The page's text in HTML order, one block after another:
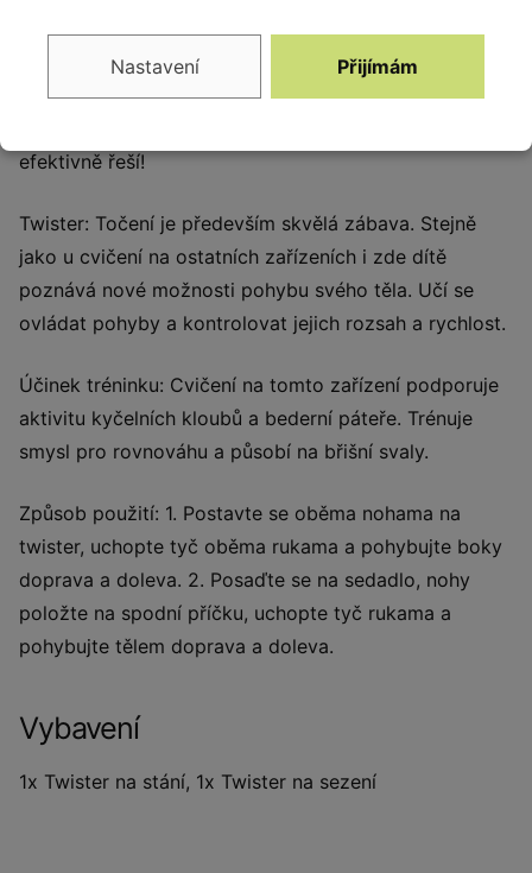
posilovny pro dospělé nejsou přizpůsobeny výšce
dětí, což představuje potenciální nebezpečí. Naše
efektivně řeší!
Twister: Točení je především skvělá zábava. Stejně
jako u cvičení na ostatních zařízeních i zde dítě
poznává nové možnosti pohybu svého těla. Učí se
ovládat pohyby a kontrolovat jejich rozsah a rychlost.
Účinek tréninku: Cvičení na tomto zařízení podporuje
aktivitu kyčelních kloubů a bederní páteře. Trénuje
smysl pro rovnováhu a působí na břišní svaly.
Způsob použití: 1. Postavte se oběma nohama na
twister, uchopte tyč oběma rukama a pohybujte boky
doprava a doleva. 2. Posaďte se na sedadlo, nohy
položte na spodní příčku, uchopte tyč rukama a
pohybujte tělem doprava a doleva.
Vybavení
1x Twister na stání, 1x Twister na sezení
Nastavení Přijímám